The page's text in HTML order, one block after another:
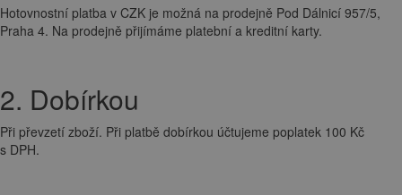
Hotovnostní platba v CZK je možná na prodejně Pod Dálnicí 957/5,
Praha 4. Na prodejně přijímáme platební a kreditní karty.
2. Dobírkou
Při převzetí zboží. Při platbě dobírkou účtujeme poplatek 100 Kč
s DPH.